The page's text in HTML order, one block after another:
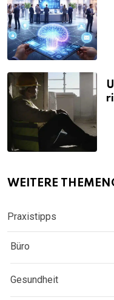
WEITERE
Praxistipps
Büro
Gesundheit